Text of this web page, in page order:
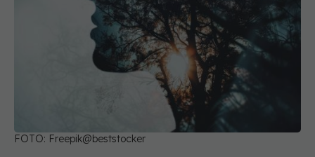
FOTO: Freepik@beststocker